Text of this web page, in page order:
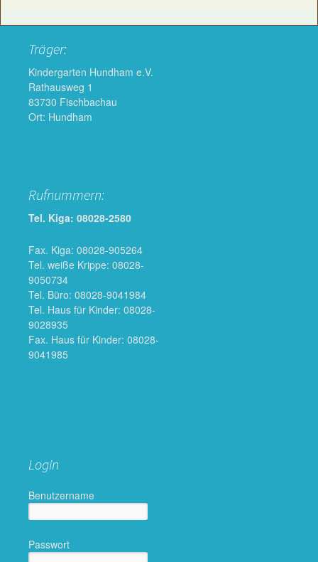
Träger:
Kindergarten Hundham e.V.
Rathausweg 1
83730 Fischbachau
Ort: Hundham
Rufnummern:
Tel. Kiga: 08028-2580
Fax. Kiga: 08028-905264
Tel. weiße Krippe: 08028-
9050734
Tel. Büro: 08028-9041984
Tel. Haus für Kinder: 08028-
9028935
Fax. Haus für Kinder: 08028-
9041985
Login
Benutzername
Passwort